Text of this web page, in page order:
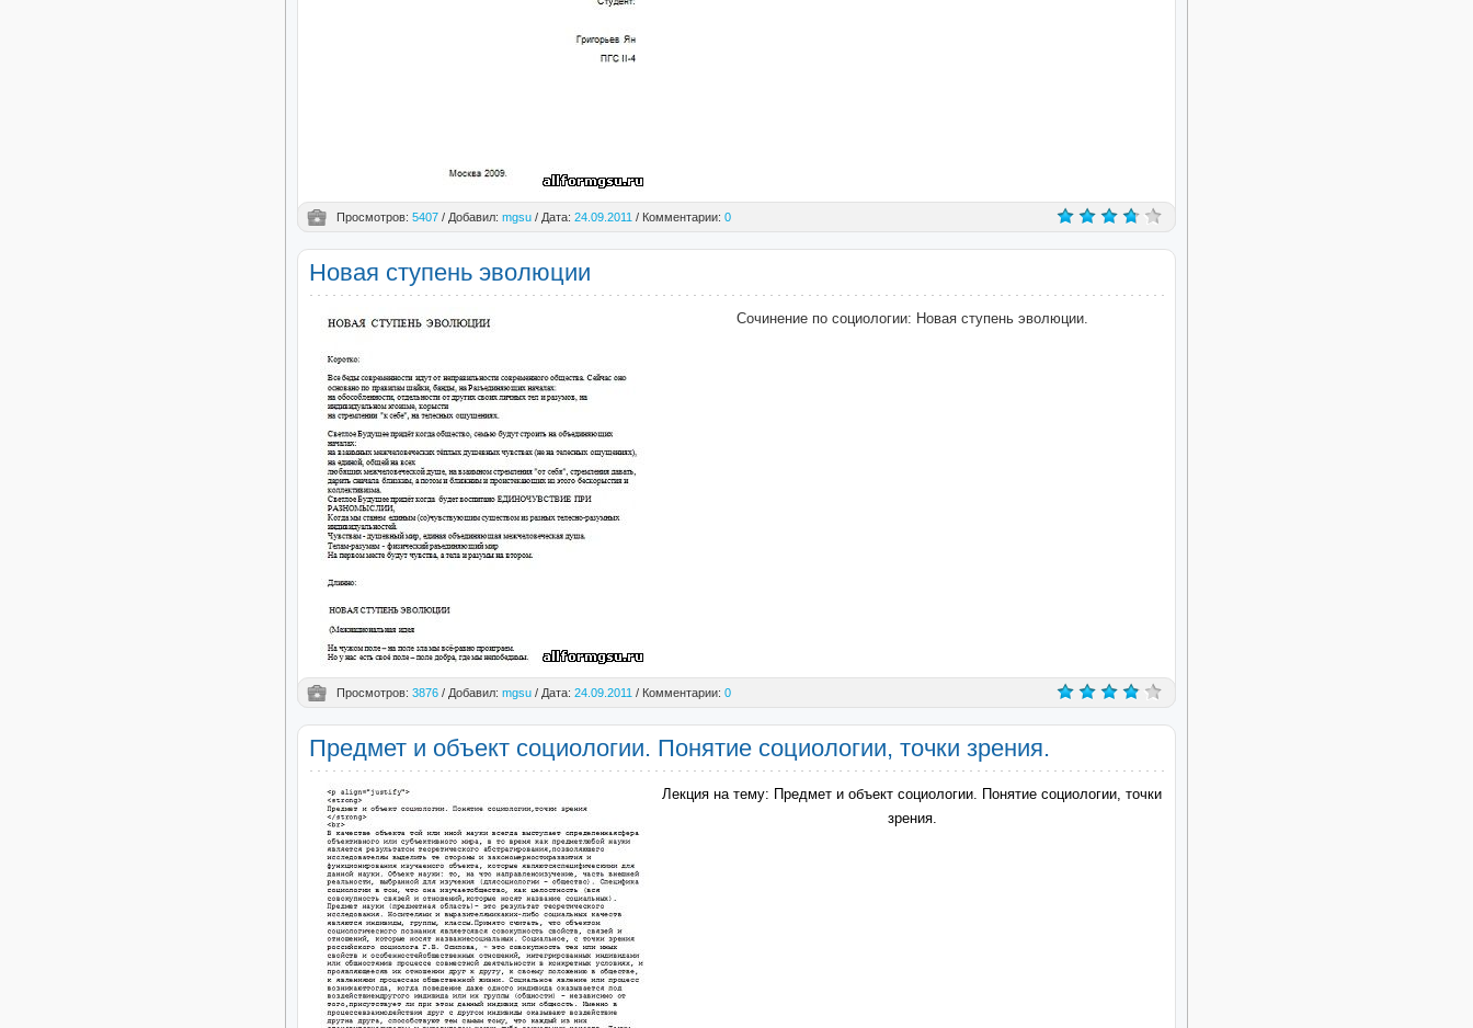
Просмотров: 5407 / Добавил: mgsu / Дата: 24.09.2011 / Комментарии: 0
Новая ступень эволюции
Сочинение по социологии: Новая ступень эволюции.
Просмотров: 3876 / Добавил: mgsu / Дата: 24.09.2011 / Комментарии: 0
Предмет и объект социологии. Понятие социологии, точки зрения.
Лекция на тему: Предмет и объект социологии. Понятие социологии, точки
зрения.